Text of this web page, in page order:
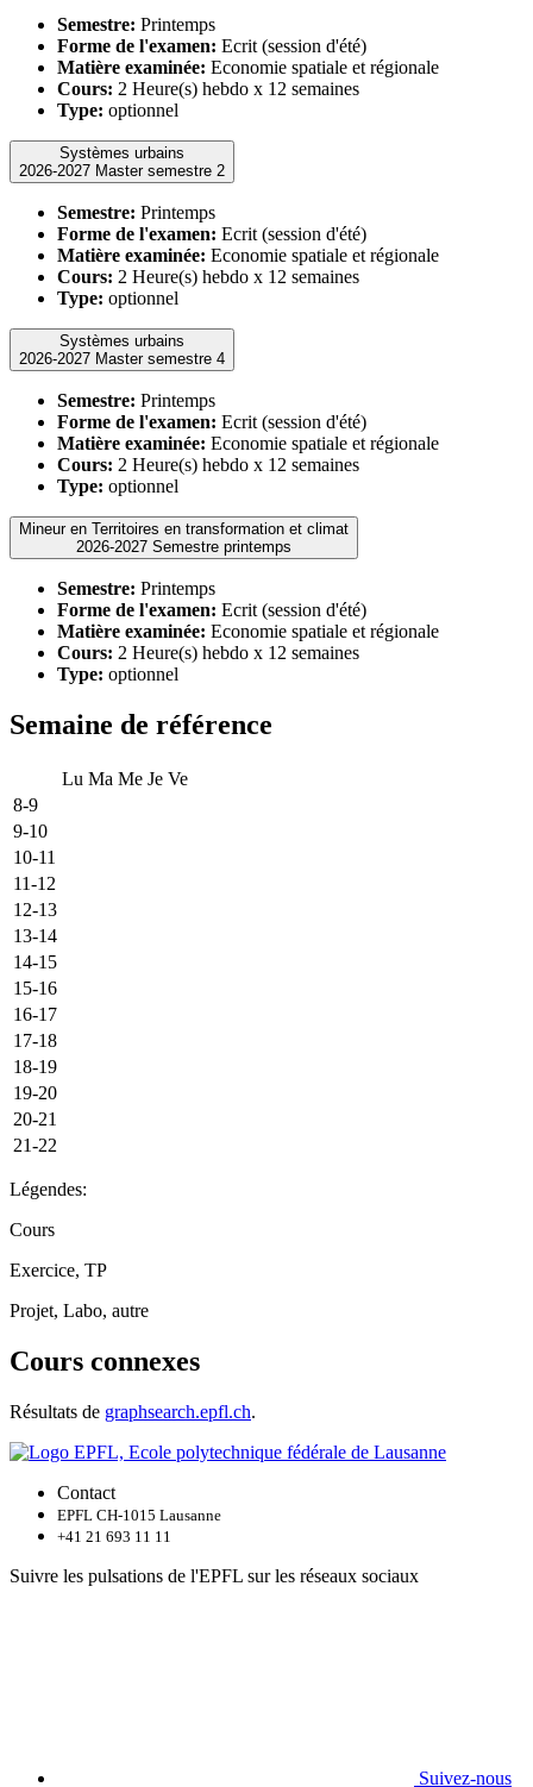
Semestre: Printemps
Forme de l'examen: Ecrit (session d'été)
Matière examinée: Economie spatiale et régionale
Cours: 2 Heure(s) hebdo x 12 semaines
Type: optionnel
Systèmes urbains
2026-2027 Master semestre 2
Semestre: Printemps
Forme de l'examen: Ecrit (session d'été)
Matière examinée: Economie spatiale et régionale
Cours: 2 Heure(s) hebdo x 12 semaines
Type: optionnel
Systèmes urbains
2026-2027 Master semestre 4
Semestre: Printemps
Forme de l'examen: Ecrit (session d'été)
Matière examinée: Economie spatiale et régionale
Cours: 2 Heure(s) hebdo x 12 semaines
Type: optionnel
Mineur en Territoires en transformation et climat
2026-2027 Semestre printemps
Semestre: Printemps
Forme de l'examen: Ecrit (session d'été)
Matière examinée: Economie spatiale et régionale
Cours: 2 Heure(s) hebdo x 12 semaines
Type: optionnel
Semaine de référence
Lu Ma Me Je Ve
8-9
9-10
10-11
11-12
12-13
13-14
14-15
15-16
16-17
17-18
18-19
19-20
20-21
21-22
Légendes:
Cours
Exercice, TP
Projet, Labo, autre
Cours connexes
Résultats de graphsearch.epfl.ch.
Contact
EPFL CH-1015 Lausanne
+41 21 693 11 11
Suivre les pulsations de l'EPFL sur les réseaux sociaux
Suivez-nous